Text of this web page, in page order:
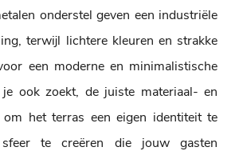
onderstel geven een industriële
terwijl lichtere kleuren en strakke
een moderne en minimalistische
ook zoekt, de juiste materiaal- en
om het terras een eigen identiteit te
te creëren die jouw gasten